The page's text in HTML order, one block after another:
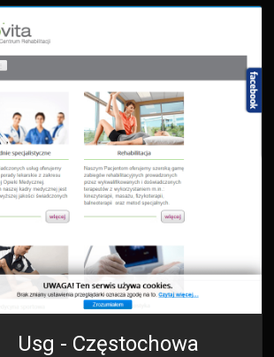
Usg - Częstochowa